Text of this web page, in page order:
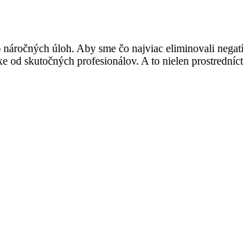
úloh. Aby sme čo najviac eliminovali
od skutočných profesionálov. A to nielen